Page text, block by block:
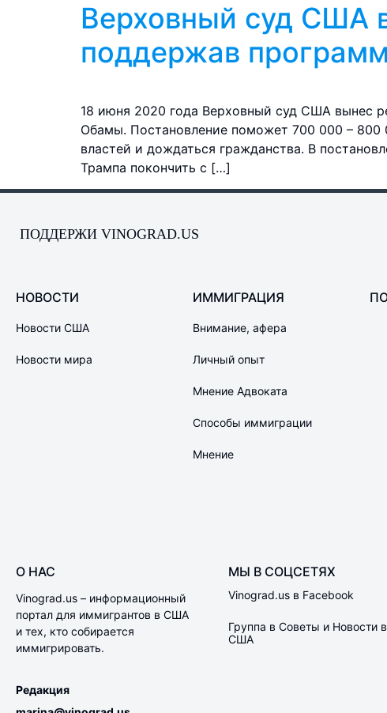
Верховный суд США
поддержав
18 июня 2020 года Верховный суд США вынес
Обамы. Постановление поможет 700 000 – 800
властей и дождаться гражданства. В
Трампа покончить с […]
ПОДДЕРЖИ VINOGRAD.US
НОВОСТИ
Новости США
Новости мира
ИММИГРАЦИЯ
Внимание, афера
Личный опыт
Мнение Адвоката
Способы иммиграции
Мнение
О НАС
Vinograd.us – информационный
портал для иммигрантов в США
и тех, кто собирается
иммигрировать.
Редакция
МЫ В СОЦСЕТЯХ
Vinograd.us в Facebook
Группа в Советы и Новости в
США